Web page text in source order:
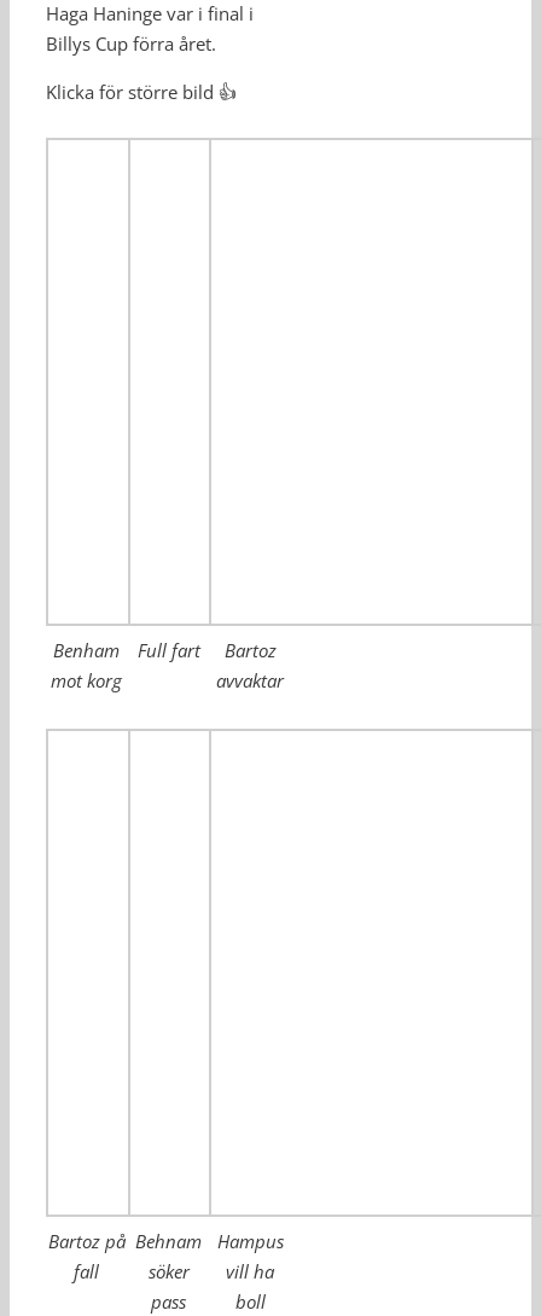
Haga Haninge var i final i
Billys Cup förra året.
Klicka för större bild 👍
Benham
mot korg
Full fart
Bartoz
avvaktar
Bartoz på
fall
Behnam
söker
pass
Hampus
vill ha
boll